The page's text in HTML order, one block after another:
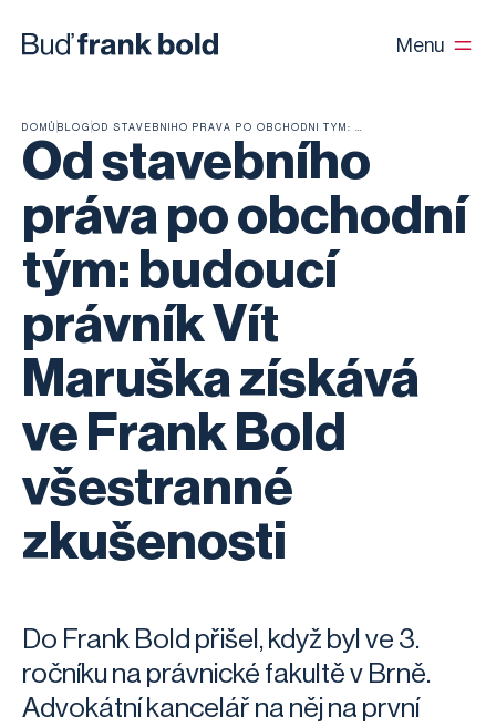
Menu
DOMŮ BLOG
Od stavebního
práva po obchodní
tým: budoucí
právník Vít
Maruška získává
ve Frank Bold
všestranné
zkušenosti
Do Frank Bold přišel, když byl ve 3.
ročníku na právnické fakultě v Brně.
Advokátní kancelář na něj na první